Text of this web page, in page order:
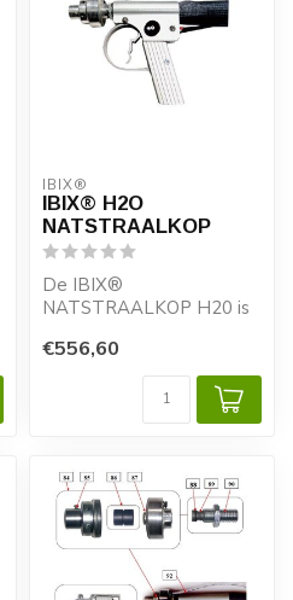
IBIX®
IBIX® H2O
NATSTRAALKOP
De IBIX®
NATSTRAALKOP H20 is
op een milieu-vriendelijke
€556,60